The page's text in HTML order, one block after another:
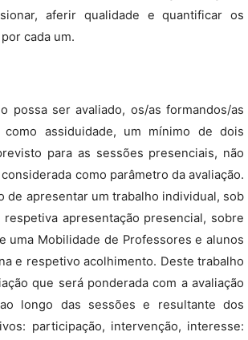
aferir qualidade e quantificar os
cada um.
possa ser avaliado, os/as formandos/as
assiduidade, um mínimo de dois
para as sessões presenciais, não
como parâmetro da avaliação.
de apresentar um trabalho individual, sob
apresentação presencial, sobre
uma Mobilidade de Professores e alunos
e respetivo acolhimento. Deste trabalho
que será ponderada com a avaliação
longo das sessões e resultante dos
participação, intervenção, interesse: